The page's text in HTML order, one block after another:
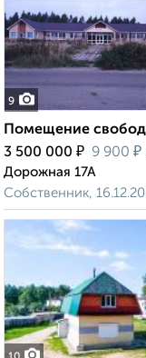
9
Помещение
3 500 000 ₽ 9 900 ₽
Дорожная 17А
Собственник,